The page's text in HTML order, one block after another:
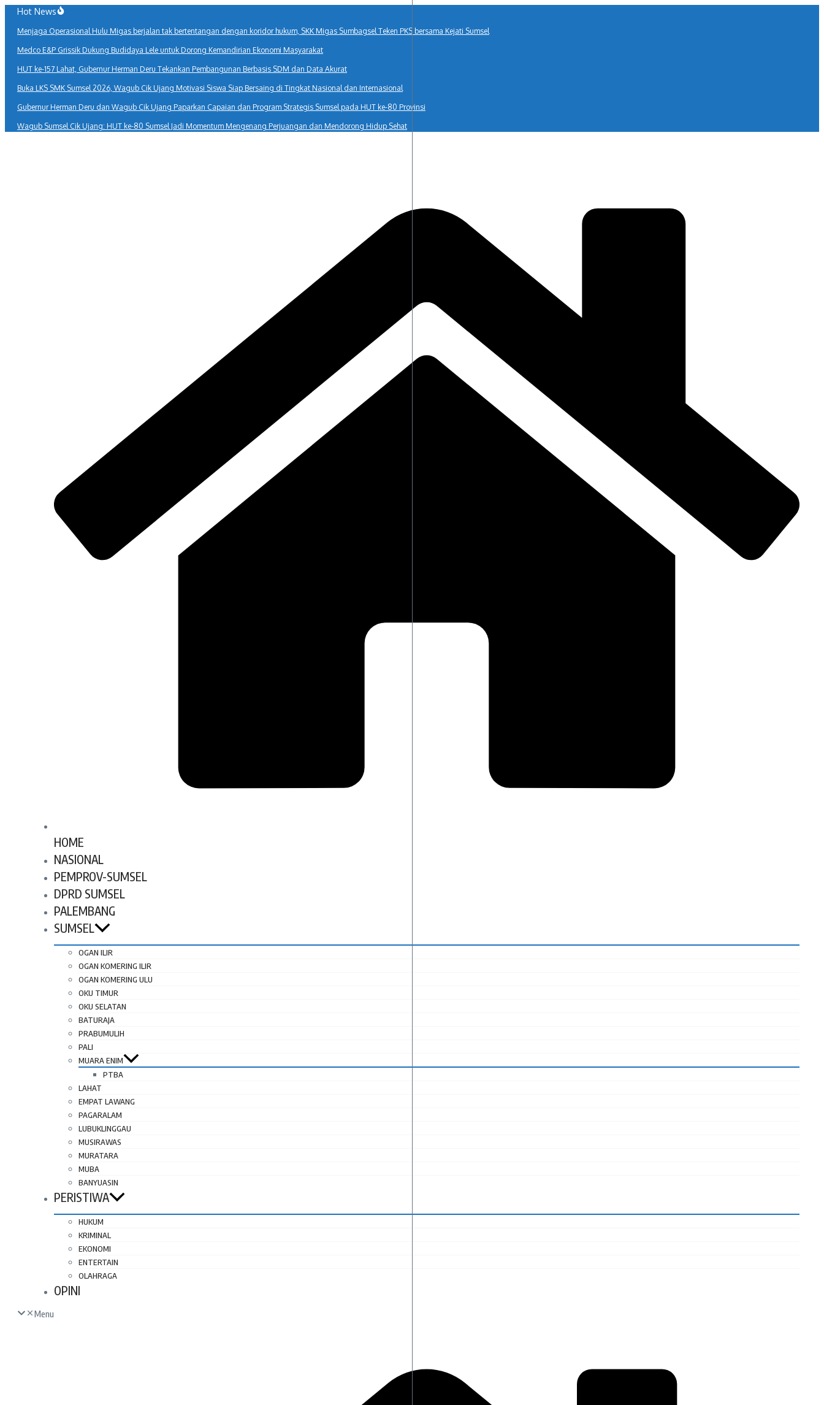
Lewati
konten
Hot News
Menjaga Operasional Hulu Migas berjalan tak bertentangan dengan koridor hukum, SKK Migas Sumbagsel Teken PKS bersama Kejati Sumsel
Medco E&P Grissik Dukung Budidaya Lele untuk Dorong Kemandirian Ekonomi Masyarakat
HUT ke-157 Lahat, Gubernur Herman Deru Tekankan Pembangunan Berbasis SDM dan Data Akurat
Buka LKS SMK Sumsel 2026, Wagub Cik Ujang Motivasi Siswa Siap Bersaing di Tingkat Nasional dan Internasional
Gubernur Herman Deru dan Wagub Cik Ujang Paparkan Capaian dan Program Strategis Sumsel pada HUT ke-80 Provinsi
Wagub Sumsel Cik Ujang: HUT ke-80 Sumsel Jadi Momentum Mengenang Perjuangan dan Mendorong Hidup Sehat
HOME
NASIONAL
PEMPROV-SUMSEL
DPRD SUMSEL
PALEMBANG
SUMSEL
OGAN ILIR
OGAN KOMERING ILIR
OGAN KOMERING ULU
OKU TIMUR
OKU SELATAN
BATURAJA
PRABUMULIH
PALI
MUARA ENIM
PTBA
LAHAT
EMPAT LAWANG
PAGARALAM
LUBUKLINGGAU
MUSIRAWAS
MURATARA
MUBA
BANYUASIN
PERISTIWA
HUKUM
KRIMINAL
EKONOMI
ENTERTAIN
OLAHRAGA
OPINI
Menu